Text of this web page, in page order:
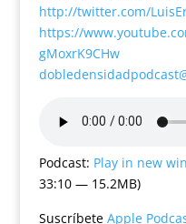
http://twitter.com/
https://
gMoxrK9CHw
Podcast: Play in new
33:10 — 15.2MB)
Suscríbete Apple